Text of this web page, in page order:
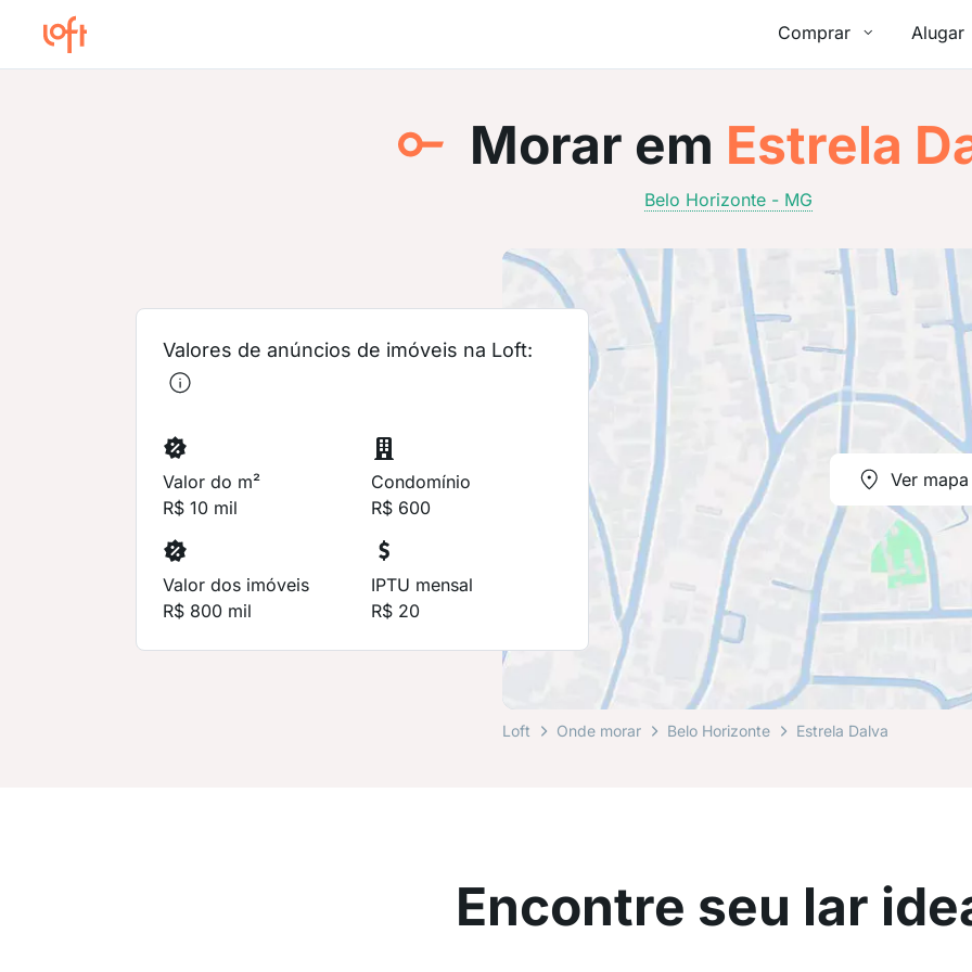
Comprar Alugar
Morar em Estrela
Belo Horizonte - MG
Ver mapa
Loft Onde morar Belo Horizonte Estrela Dalva
Valores de anúncios de imóveis na Loft:
Valor do m²
R$ 10 mil
Condomínio
R$ 600
Valor dos imóveis
R$ 800 mil
IPTU mensal
R$ 20
Encontre seu lar